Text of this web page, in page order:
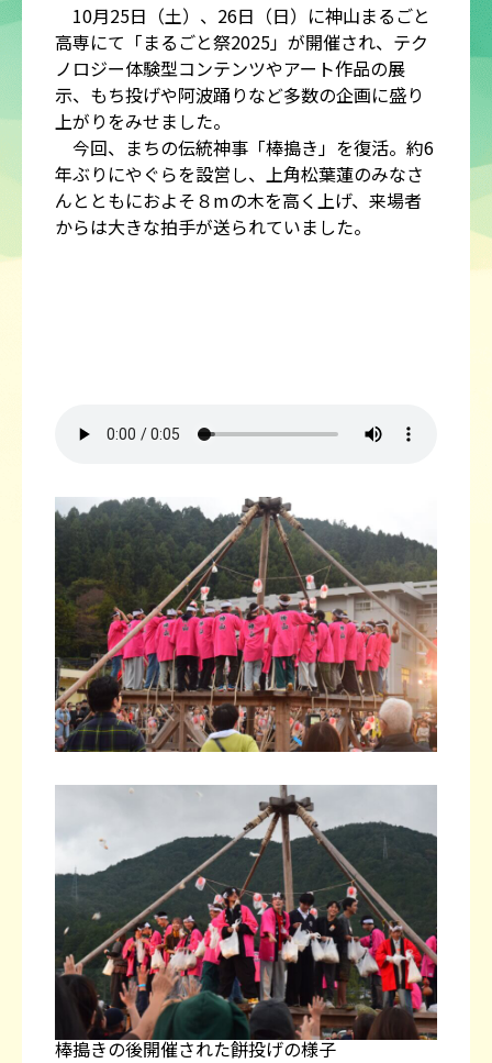
10月25日（土）、26日（日）に神山まるごと
高専にて「まるごと祭2025」が開催され、テク
ノロジー体験型コンテンツやアート作品の展
示、もち投げや阿波踊りなど多数の企画に盛り
上がりをみせました。
今回、まちの伝統神事「棒搗き」を復活。約6
年ぶりにやぐらを設営し、上角松葉蓮のみなさ
んとともにおよそ８mの木を高く上げ、来場者
からは大きな拍手が送られていました。
棒搗きの後開催された餅投げの様子